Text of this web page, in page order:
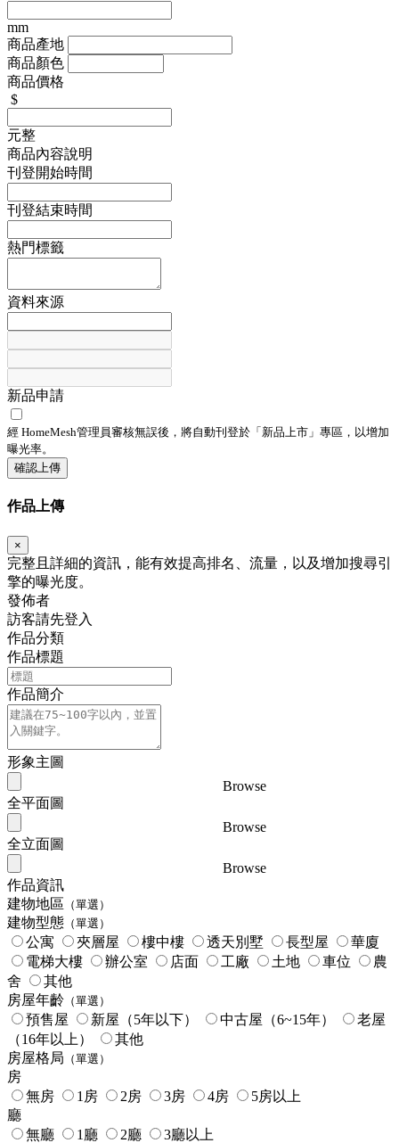
mm
商品產地
商品顏色
商品價格
$
元整
商品內容說明
刊登開始時間
刊登結束時間
熱門標籤
資料來源
新品申請
經 HomeMesh管理員審核無誤後，將自動刊登於「 新品上市 」專區，以增加
曝光率。
確認上傳
作品上傳
×
完整且詳細的資訊，能有效提高排名、流量，以及增加搜尋引
擎的曝光度。
發佈者
訪客請先登入
作品分類
作品標題
作品簡介
形象主圖
Browse
全平面圖
Browse
全立面圖
Browse
作品資訊
建物地區 （單選）
建物型態 （單選）
公寓 夾層屋 樓中樓 透天別墅 長型屋
華廈
電梯大樓
辦公室 店面 工廠 土地 車位
農
舍
其他
房屋年齡 （單選）
預售屋 新屋（5年以下） 中古屋（6~15年）
老屋
（16年以上）
其他
房屋格局 （單選）
房
無房
1房 2房 3房 4房
5房以上
廳
無廳
1廳 2廳
3廳以上